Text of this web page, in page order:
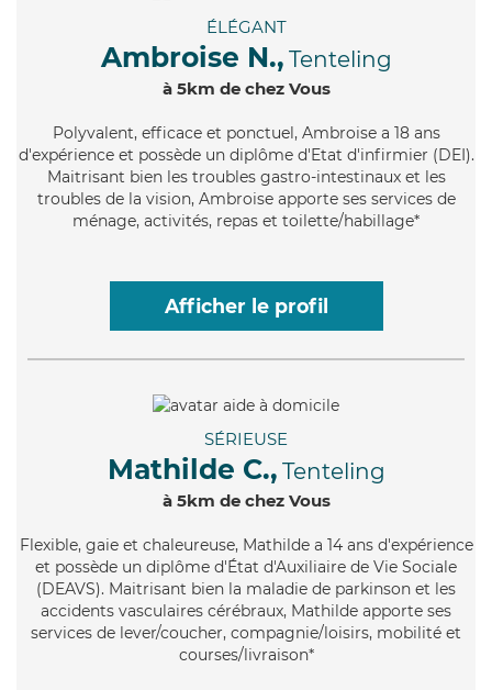
ÉLÉGANT
Ambroise N., Tenteling
à 5km de chez Vous
Polyvalent, efficace et ponctuel, Ambroise a 18 ans
d'expérience et possède un diplôme d'Etat d'infirmier (DEI).
Maitrisant bien les troubles gastro-intestinaux et les
troubles de la vision, Ambroise apporte ses services de
ménage, activités, repas et toilette/habillage*
Afficher le profil
SÉRIEUSE
Mathilde C., Tenteling
à 5km de chez Vous
Flexible, gaie et chaleureuse, Mathilde a 14 ans d'expérience
et possède un diplôme d'État d'Auxiliaire de Vie Sociale
(DEAVS). Maitrisant bien la maladie de parkinson et les
accidents vasculaires cérébraux, Mathilde apporte ses
services de lever/coucher, compagnie/loisirs, mobilité et
courses/livraison*